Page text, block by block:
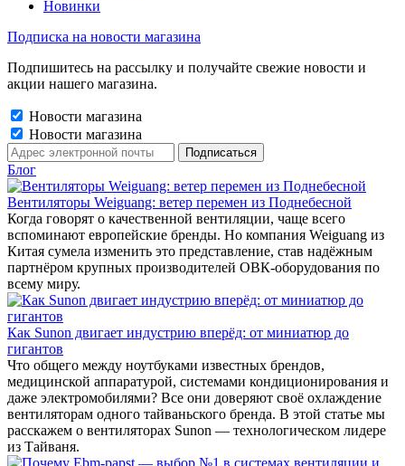
Новинки
Подписка на новости магазина
Подпишитесь на рассылку и получайте свежие новости и
акции нашего магазина.
Новости магазина
Новости магазина
Блог
Вентиляторы Weiguang: ветер перемен из Поднебесной
Когда говорят о качественной вентиляции, чаще всего
вспоминают европейские бренды. Но компания Weiguang из
Китая сумела изменить это представление, став надёжным
партнёром крупных производителей ОВК-оборудования по
всему миру.
Как Sunon двигает индустрию вперёд: от миниатюр до
гигантов
Что общего между ноутбуками известных брендов,
медицинской аппаратурой, системами кондиционирования и
даже электромобилями? Все они доверяют своё охлаждение
вентиляторам одного тайваньского бренда. В этой статье мы
расскажем о вентиляторах Sunon — технологическом лидере
из Тайваня.